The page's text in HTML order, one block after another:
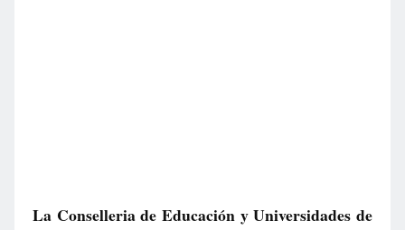
La Conselleria de Educación y Universidades de